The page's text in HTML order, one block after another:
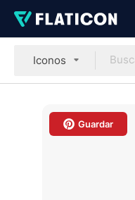
Iconos
Guardar